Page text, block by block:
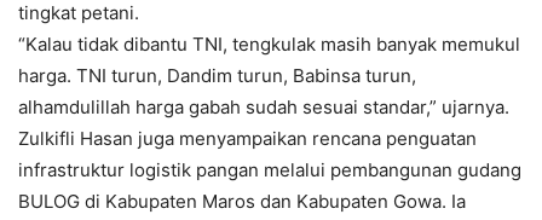
tingkat petani.
“Kalau tidak dibantu TNI, tengkulak masih banyak memukul
harga. TNI turun, Dandim turun, Babinsa turun,
alhamdulillah harga gabah sudah sesuai standar,” ujarnya.
Zulkifli Hasan juga menyampaikan rencana penguatan
infrastruktur logistik pangan melalui pembangunan gudang
BULOG di Kabupaten Maros dan Kabupaten Gowa. Ia